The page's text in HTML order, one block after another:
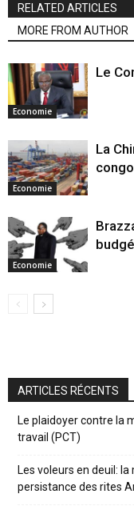
RELATED ARTICLES
MORE FROM AUTHOR
Economie
Le
Economie
La
Economie
ARTICLES RÉCENTS
Le plaidoyer contre la
travail (PCT)
Les voleurs en deuil:
persistance des rites